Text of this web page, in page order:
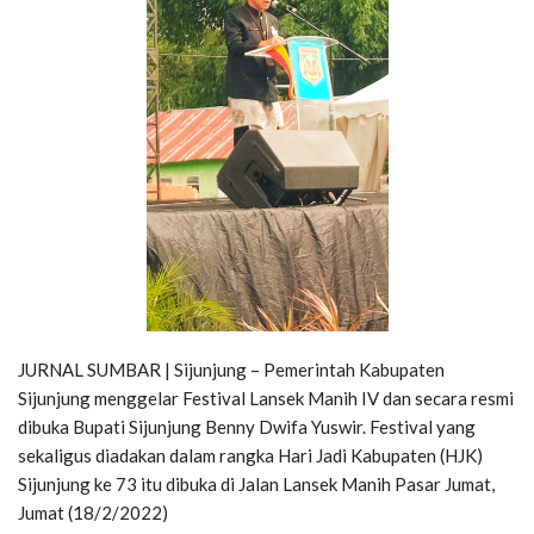
JURNAL SUMBAR | Sijunjung – Pemerintah Kabupaten
Sijunjung menggelar Festival Lansek Manih IV dan secara resmi
dibuka Bupati Sijunjung Benny Dwifa Yuswir. Festival yang
sekaligus diadakan dalam rangka Hari Jadi Kabupaten (HJK)
Sijunjung ke 73 itu dibuka di Jalan Lansek Manih Pasar Jumat,
Jumat (18/2/2022)